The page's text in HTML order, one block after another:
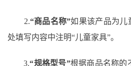
2.“商品名称”如果该产品为儿
处填写内容中注明“儿童家具”。
3.“规格型号”根据商品名称的